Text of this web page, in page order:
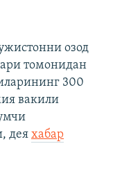
озод
томонидан
300
вакили
дея хабар